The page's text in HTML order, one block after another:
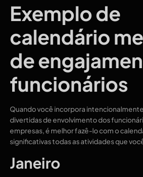
Exemplo de
calendário
de
funcionários
Quando você incorpora
divertidas de envolvimento dos
empresas, é melhor fazê-lo com o
significativas todas as atividades que
Janeiro